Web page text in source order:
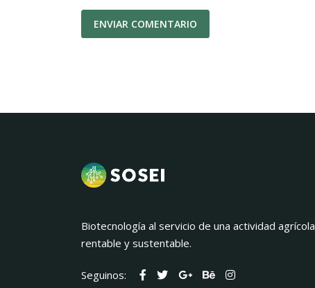
Biotecnología al servicio de una actividad agrícola
rentable y sustentable.
Seguinos: